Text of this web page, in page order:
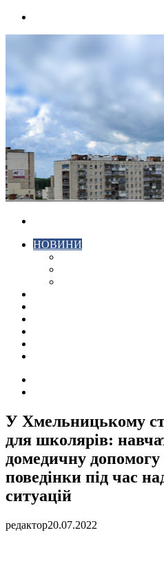
НОВИНИ
У Хмельницькому
для школярів:
домедичну
поведінки під час
ситуацій
редактор20.07.2022